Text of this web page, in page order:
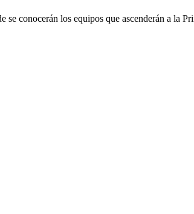
conocerán los equipos que ascenderán a la